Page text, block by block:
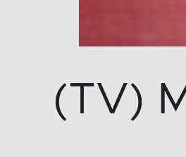
(TV)